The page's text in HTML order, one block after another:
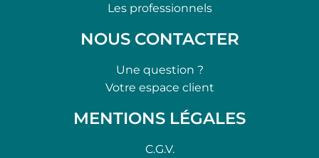
Les professionnels
NOUS CONTACTER
Une question ?
Votre espace client
MENTIONS LÉGALES
C.G.V.